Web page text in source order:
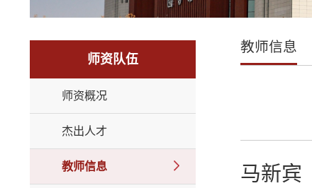
师资队伍
师资概况
杰出人才
教师信息
教师信息
马新宾